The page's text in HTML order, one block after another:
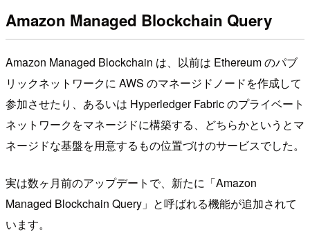
Amazon Managed Blockchain Query
Amazon Managed Blockchain は、以前は Ethereum のパブ
リックネットワークに AWS のマネージドノードを作成して
参加させたり、あるいは Hyperledger Fabric のプライベート
ネットワークをマネージドに構築する、どちらかというとマ
ネージドな基盤を用意するもの位置づけのサービスでした。
実は数ヶ月前のアップデートで、新たに「Amazon
Managed Blockchain Query」と呼ばれる機能が追加されて
います。